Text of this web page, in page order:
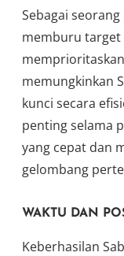
Sebagai
memburu target
memungkinkan
kunci secara
penting selama
yang cepat dan
gelombang
WAKTU DAN
Keberhasilan